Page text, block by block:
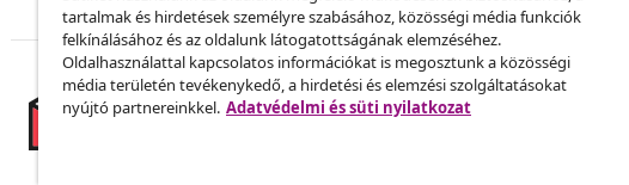
tartalmak és hirdetések személyre szabásához, közösségi média funkciók
felkínálásához és az oldalunk látogatottságának elemzéséhez.
Oldalhasználattal kapcsolatos információkat is megosztunk a közösségi
média területén tevékenykedő, a hirdetési és elemzési szolgáltatásokat
nyújtó partnereinkkel. Adatvédelmi és süti nyilatkozat